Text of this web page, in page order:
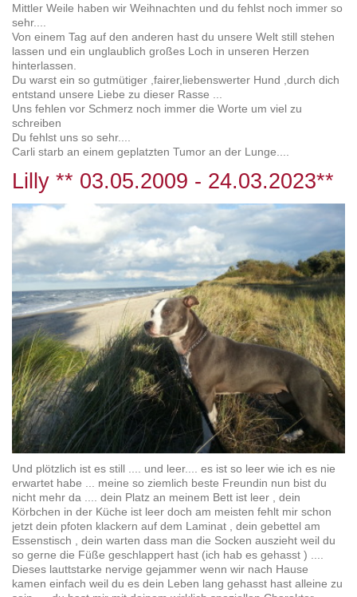
Mittler Weile haben wir Weihnachten und du fehlst noch immer so
sehr....
Von einem Tag auf den anderen hast du unsere Welt still stehen
lassen und ein unglaublich großes Loch in unseren Herzen
hinterlassen.
Du warst ein so gutmütiger ,fairer,liebenswerter Hund ,durch dich
entstand unsere Liebe zu dieser Rasse ...
Uns fehlen vor Schmerz noch immer die Worte um viel zu
schreiben
Du fehlst uns so sehr....
Carli starb an einem geplatzten Tumor an der Lunge....
Lilly ** 03.05.2009 - 24.03.2023**
Und plötzlich ist es still .... und leer.... es ist so leer wie ich es nie
erwartet habe ... meine so ziemlich beste Freundin nun bist du
nicht mehr da .... dein Platz an meinem Bett ist leer , dein
Körbchen in der Küche ist leer doch am meisten fehlt mir schon
jetzt dein pfoten klackern auf dem Laminat , dein gebettel am
Essenstisch , dein warten dass man die Socken auszieht weil du
so gerne die Füße geschlappert hast (ich hab es gehasst ) ....
Dieses lauttstarke nervige gejammer wenn wir nach Hause
kamen einfach weil du es dein Leben lang gehasst hast alleine zu